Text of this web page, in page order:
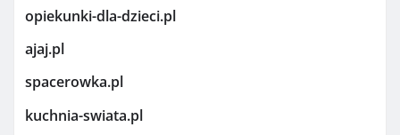
opiekunki-dla-dzieci.pl
ajaj.pl
spacerowka.pl
kuchnia-swiata.pl